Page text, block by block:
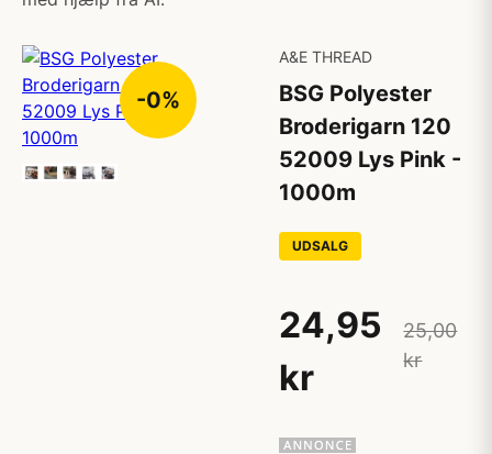
-0%
A&E THREAD
BSG Polyester
Broderigarn 120
52009 Lys Pink -
1000m
UDSALG
24,95
kr
25,00
kr